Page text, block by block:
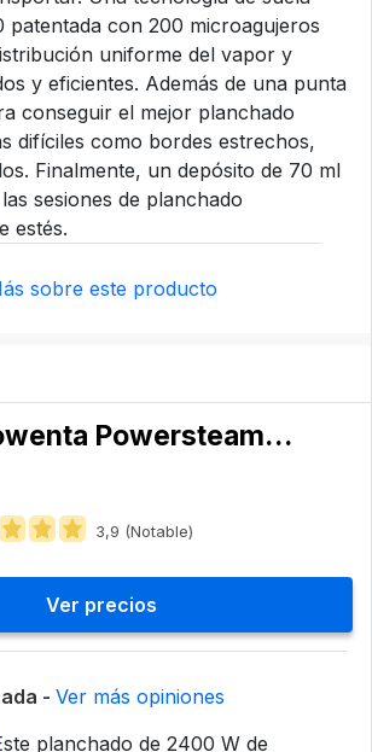
patentada con 200 microagujeros
uniforme del vapor y
y eficientes. Además de una punta
conseguir el mejor planchado
difíciles como bordes estrechos,
Finalmente, un depósito de 70 ml
sesiones de planchado
estés.
sobre este producto
Rowenta Powersteam VR8315
3,9 (Notable)
Ver precios
- Ver más opiniones
planchado de 2400 W de